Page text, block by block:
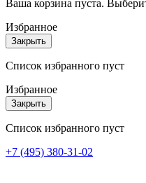
Ваша корзина пуста.
Избранное
Закрыть
Список избранного пуст
Избранное
Закрыть
Список избранного пуст
+7 (495) 380-31-02